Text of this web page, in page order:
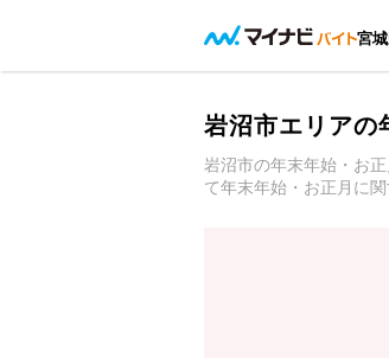
宮
岩沼市エリアの
岩沼市の年末年始・お
て年末年始・お正月に